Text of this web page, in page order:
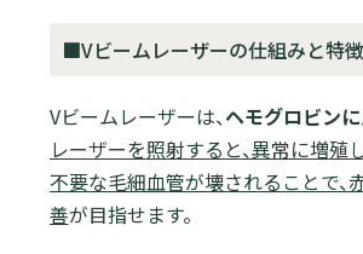
■Vビームレーザーの仕組みと特徴
Vビームレーザーは、ヘモグロビン
レーザーを照射すると、異常に増
不要な毛細血管が壊されることで
善が目指せます。